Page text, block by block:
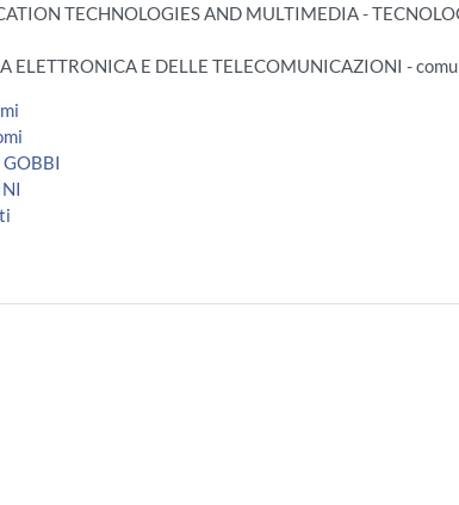
TECHNOLOGIES AND MULTIMEDIA -
ELETTRONICA E DELLE TELECOMUNICAZIONI -
GOBBI